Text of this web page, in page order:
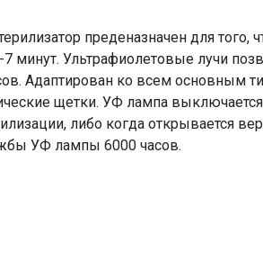
преденазначен для того,
7 минут. Ультрафиолетовые лучи
Адаптирован ко всем основным
щетки. УФ лампа выключается
либо когда открывается
УФ лампы 6000 часов.